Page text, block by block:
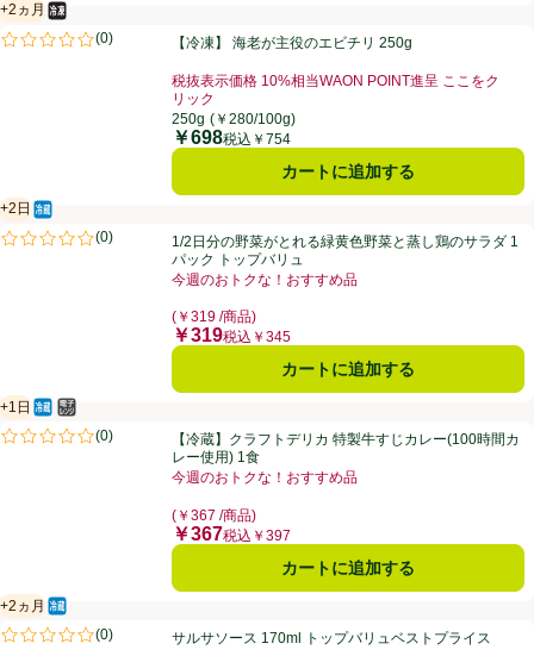
【冷凍】 海老が主役のエビチリ 250g
+2ヵ月
賞味・消費期限保証：2ヵ月
冷凍食品
(0)
評価は0件のレビューで5点中0.0点。【冷凍】 海老が主役のエビチリ 250g
税抜表示価格 10%相当WAON POINT進呈 ここをク
リック
お買い得品名：税抜表示価格 10%相当WAON POINT
250g (￥280/100g)
価格
￥698税込￥754
カートに追加する
1/2日分の野菜がとれる緑黄色野菜と蒸し鶏のサラダ 1パック トップバ
+2日
賞味・消費期限保証：2日
冷蔵食品
(0)
評価は0件のレビューで5点中0.0点。1/2日分の野菜がとれる緑黄色野菜と蒸し鶏のサラダ 1
パック トップバリュ
今週のおトクな！おすすめ品
(￥319 /商品)
価格
￥319税込￥345
カートに追加する
【冷蔵】クラフトデリカ 特製牛すじカレー(100時間カレー使用) 1食
+1日
賞味・消費期限保証：1日
冷蔵食品
電子レンジ使用可
(0)
評価は0件のレビューで5点中0.0点。【冷蔵】クラフトデリカ 特製牛すじカレー(100時間カ
レー使用) 1食
今週のおトクな！おすすめ品
(￥367 /商品)
価格
￥367税込￥397
カートに追加する
サルサソース 170ml トップバリュベストプライス
+2ヵ月
賞味・消費期限保証：2ヵ月
冷蔵食品
(0)
評価は0件のレビューで5点中0.0点。サルサソース 170ml トップバリュベストプライス